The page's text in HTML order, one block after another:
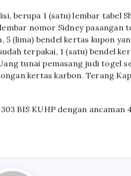
berupa 1 (satu) lembar tabel
nomor Sidney pasangan
5 (lima) bendel kertas kupon
terpakai, 1 (satu) bendel
tunai pemasang judi togel
kertas karbon. Terang
BIS KUHP dengan ancaman